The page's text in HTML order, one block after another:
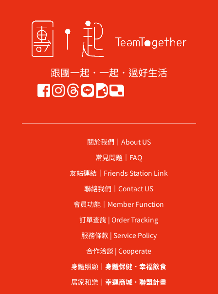
跟團一起．一起．過好生活
關於我們｜About US
常見問題｜FAQ
友站連結｜Friends Station Link
聯絡我們｜Contact US
會員功能｜Member Function
訂單查詢 | Order Tracking
服務條款 | Service Policy
合作洽談 | Cooperate
身體照顧｜ 身體保健 ． 幸福飲食
居家和樂｜ 幸運商城 ． 聯盟計畫